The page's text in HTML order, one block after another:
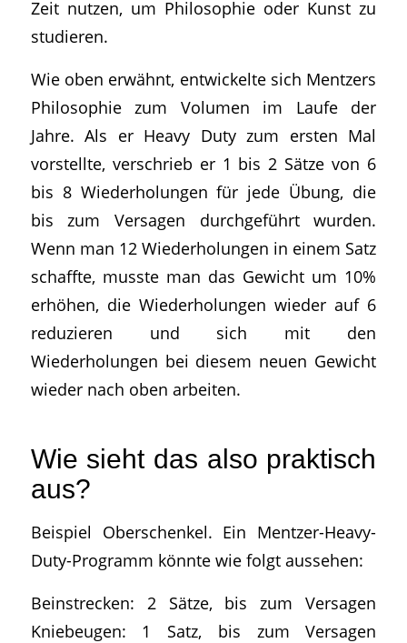
Zeit nutzen, um Philosophie oder Kunst zu
studieren.
Wie oben erwähnt, entwickelte sich Mentzers
Philosophie zum Volumen im Laufe der
Jahre. Als er Heavy Duty zum ersten Mal
vorstellte, verschrieb er 1 bis 2 Sätze von 6
bis 8 Wiederholungen für jede Übung, die
bis zum Versagen durchgeführt wurden.
Wenn man 12 Wiederholungen in einem Satz
schaffte, musste man das Gewicht um 10%
erhöhen, die Wiederholungen wieder auf 6
reduzieren und sich mit den
Wiederholungen bei diesem neuen Gewicht
wieder nach oben arbeiten.
Wie sieht das also praktisch
aus?
Beispiel Oberschenkel. Ein Mentzer-Heavy-
Duty-Programm könnte wie folgt aussehen:
Beinstrecken: 2 Sätze, bis zum Versagen
Kniebeugen: 1 Satz, bis zum Versagen